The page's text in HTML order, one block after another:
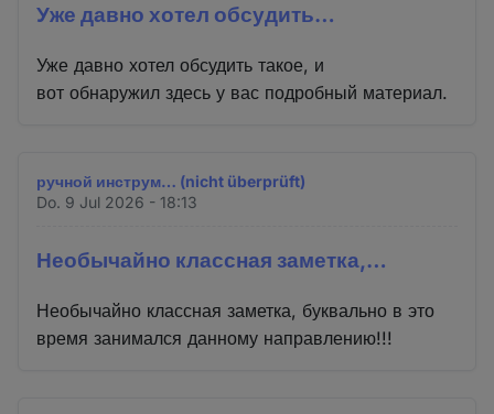
Уже давно хотел обсудить…
Уже давно хотел обсудить такое, и
вот обнаружил здесь у вас подробный материал.
ручной инструм… (nicht überprüft)
Do. 9 Jul 2026 - 18:13
Необычайно классная заметка,…
Необычайно классная заметка, буквально в это
время занимался данному направлению!!!